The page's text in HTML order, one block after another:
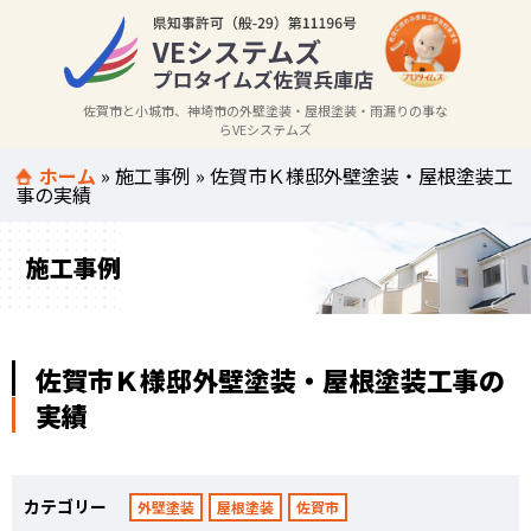
佐賀市と小城市、神埼市の外壁塗装・屋根塗装・雨漏りの事な
らVEシステムズ
ホーム »施工事例 »佐賀市Ｋ様邸外壁塗装・屋根塗装工
事の実績
施工事例
佐賀市Ｋ様邸外壁塗装・屋根塗装工事の
実績
カテゴリー 外壁塗装 屋根塗装 佐賀市